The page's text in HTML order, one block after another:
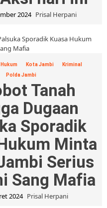
2024 Prisal Herpani
Hukum Kota Jambi
Kriminal
Polda Jambi
Tanah
Dugaan
Sporadik
Minta
Serius
Sang Mafia
2024 Prisal Herpani